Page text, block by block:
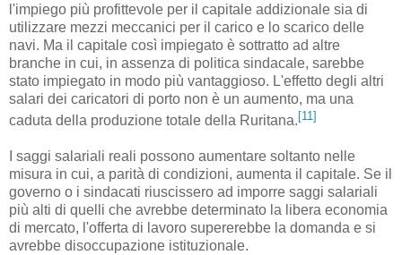
l'impiego più profittevole per il capitale addizionale sia di
utilizzare mezzi meccanici per il carico e lo scarico delle
navi. Ma il capitale così impiegato è sottratto ad altre
branche in cui, in assenza di politica sindacale, sarebbe
stato impiegato in modo più vantaggioso. L'effetto degli altri
salari dei caricatori di porto non è un aumento, ma una
caduta della produzione totale della Ruritana. [11]
I saggi salariali reali possono aumentare soltanto nelle
misura in cui, a parità di condizioni, aumenta il capitale. Se il
governo o i sindacati riuscissero ad imporre saggi salariali
più alti di quelli che avrebbe determinato la libera economia
di mercato, l'offerta di lavoro supererebbe la domanda e si
avrebbe disoccupazione istituzionale.